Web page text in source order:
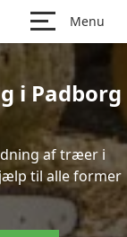
Menu
i Padborg
af træer i
til alle former